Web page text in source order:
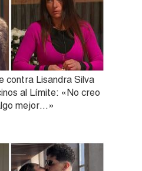
contra Lisandra Silva
al Límite: «No creo
mejor…»